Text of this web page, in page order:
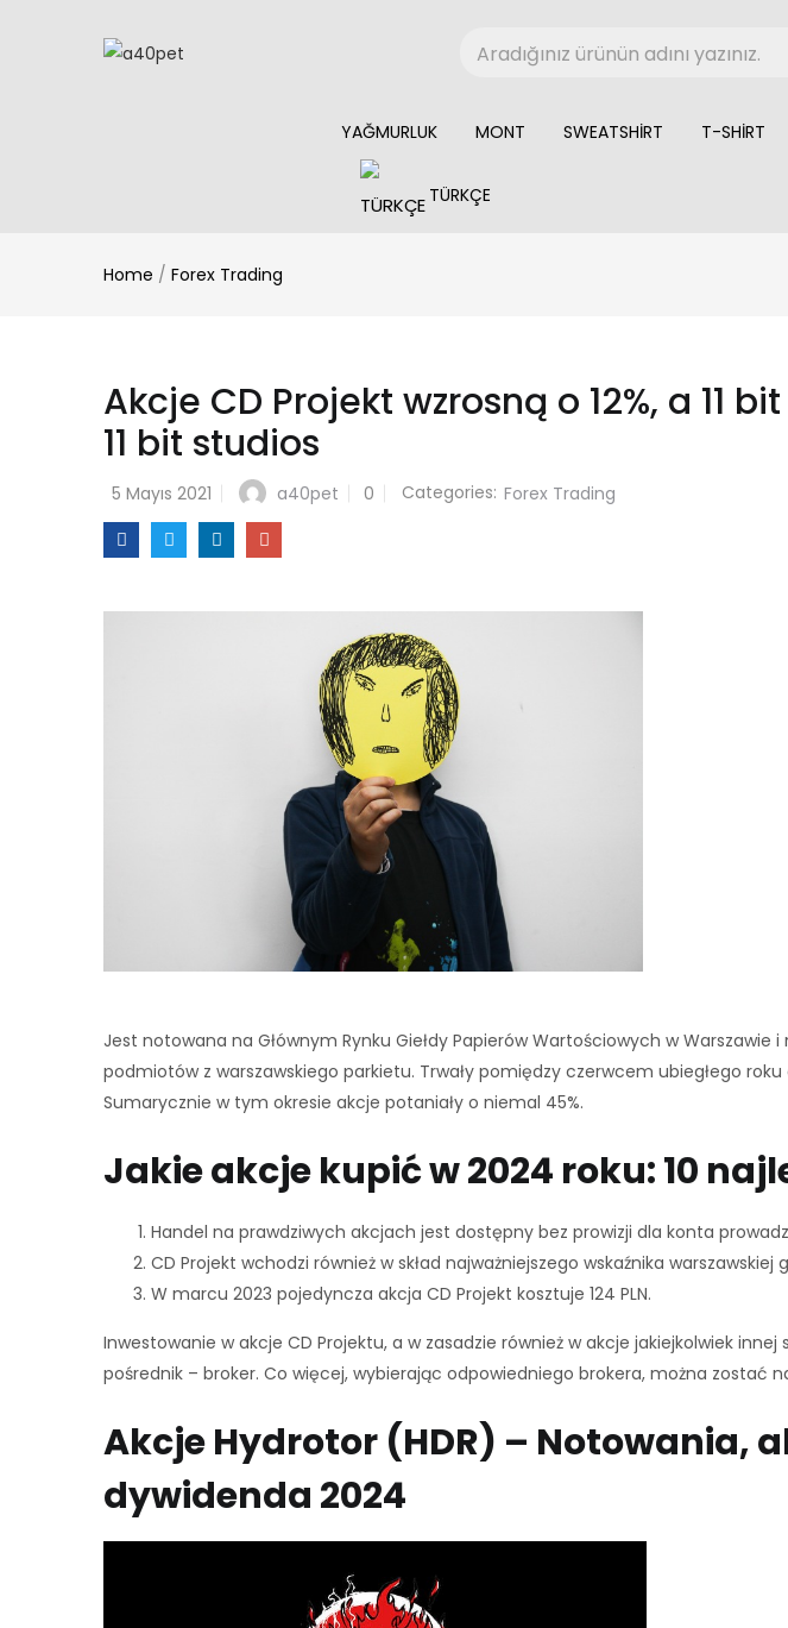
YAĞMURLUK MONT SWEATSHIRT T-SHIRT
TÜRKÇE
Home / Forex Trading
Akcje CD Projekt wzrosną o 12%, a 11
11 bit studios
5 Mayıs 2021 a40pet 0 Categories: Forex Trading
Jest notowana na Głównym Rynku Giełdy Papierów Wartościowych w
podmiotów z warszawskiego parkietu. Trwały pomiędzy czerwcem ubiegłego
Sumarycznie w tym okresie akcje potaniały o niemal 45%.
Jakie akcje kupić w 2024 roku: 10
Handel na prawdziwych akcjach jest dostępny bez prowizji dla konta
CD Projekt wchodzi również w skład najważniejszego wskaźnika warszawskiej
W marcu 2023 pojedyncza akcja CD Projekt kosztuje 124 PLN.
Inwestowanie w akcje CD Projektu, a w zasadzie również w akcje jakiejkolwiek
pośrednik – broker. Co więcej, wybierając odpowiedniego brokera, można zostać
Akcje Hydrotor (HDR) – Notowania,
dywidenda 2024